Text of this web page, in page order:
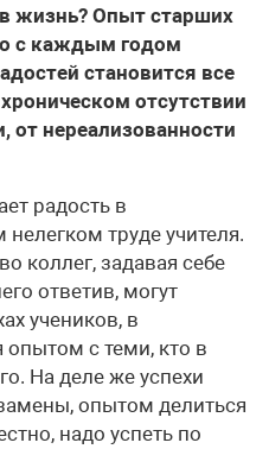
жизнь? Опыт старших
с каждым годом
становится все
отсутствии
от нереализованности
радость в
труде учителя.
коллег, задавая себе
ответив, могут
учеников, в
с теми, кто в
На деле же успехи
опытом делиться
надо успеть по